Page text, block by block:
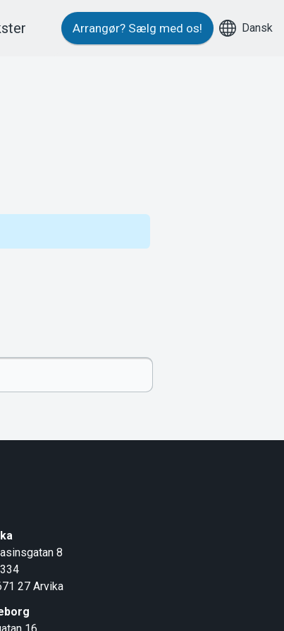
Arrangør? Sælg med os! Dansk
8
27 Arvika